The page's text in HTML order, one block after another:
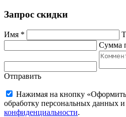
Запрос скидки
Имя *
Сумма
Отправить
Нажимая на кнопку
обработку персональных данных
конфиденциальности.